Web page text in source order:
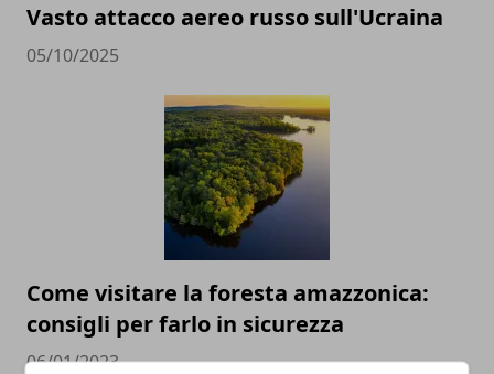
Vasto attacco aereo russo sull'Ucraina
05/10/2025
Come visitare la foresta amazzonica:
consigli per farlo in sicurezza
06/01/2023